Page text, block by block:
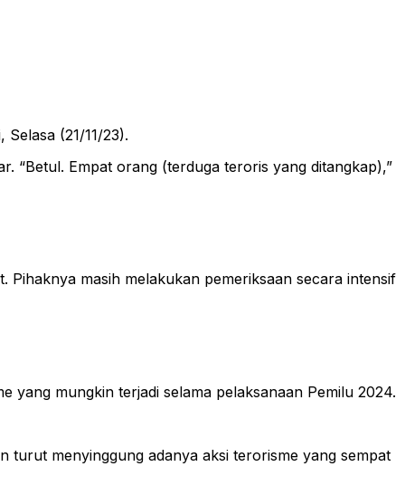
Selasa (21/11/23).
“Betul. Empat orang (terduga teroris yang ditangkap),”
masih melakukan pemeriksaan secara intensif
yang mungkin terjadi selama pelaksanaan Pemilu 2024.
turut menyinggung adanya aksi terorisme yang sempat